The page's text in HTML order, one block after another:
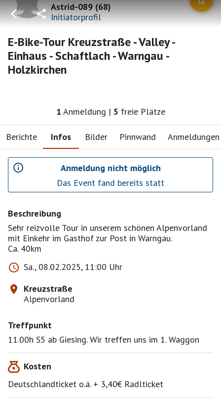
Astrid-089(68)
Initiatorprofil
E-Bike-Tour Kreuzstraße - Valley -
Einhaus - Schaftlach - Warngau -
Holzkirchen
1 Anmeldung | 5 freie Plätze
Berichte Infos Bilder Pinnwand Anmeldungen
Anmeldung nicht möglich
Das Event fand bereits statt
Beschreibung
Sehr reizvolle Tour in unserem schönen Alpenvorland
mit Einkehr im Gasthof zur Post in Warngau.
Ca. 40km
Sa., 08.02.2025, 11:00 Uhr
Kreuzstraße
Alpenvorland
Treffpunkt
11.00h S5 ab Giesing. Wir treffen uns im 1. Waggon
Kosten
Deutschlandticket o.ä. + 3,40€ Radlticket